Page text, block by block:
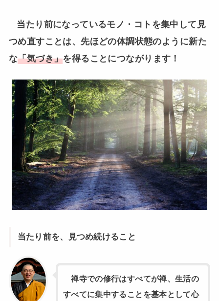
当たり前になっているモノ・コトを集中して見
つめ直すことは、先ほどの体調状態のように新た
な「気づき」を得ることにつながります！
当たり前を、見つめ続けること
禅寺での修行はすべてが禅、生活の
すべてに集中することを基本として心